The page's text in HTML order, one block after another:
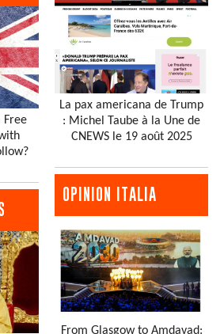
Free
La pax americana de Trump
: Michel Taube à la Une de
CNEWS le 19 août 2025
OPINION ITALIA
From Glasgow to Amdavad: